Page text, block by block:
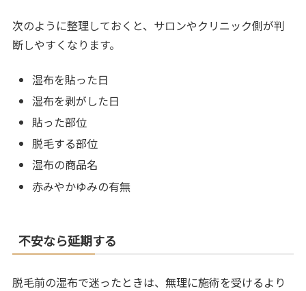
次のように整理しておくと、サロンやクリニック側が判
断しやすくなります。
湿布を貼った日
湿布を剥がした日
貼った部位
脱毛する部位
湿布の商品名
赤みやかゆみの有無
不安なら延期する
脱毛前の湿布で迷ったときは、無理に施術を受けるより